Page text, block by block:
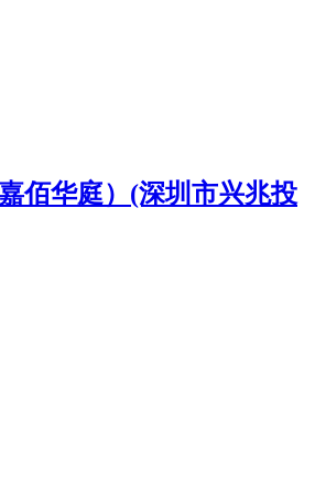
佰华庭）(深圳市兴兆投